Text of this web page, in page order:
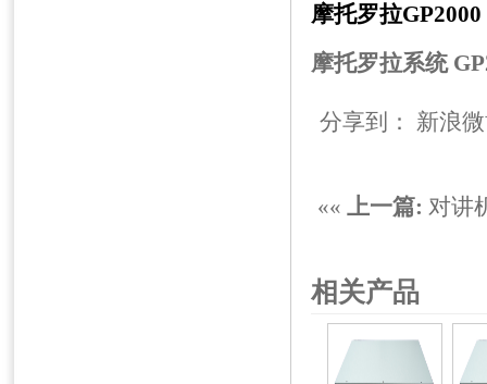
摩托罗拉GP2000
摩托罗拉系统
分享到： 新浪
«« 上一篇: 对讲
相关产品